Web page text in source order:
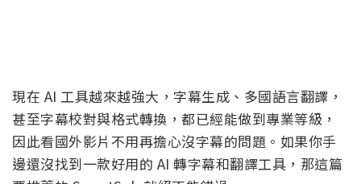
現在 AI 工具越來越強大，字幕生成、多國語言翻譯，
甚至字幕校對與格式轉換，都已經能做到專業等級，
因此看國外影片不用再擔心沒字幕的問題。如果你手
邊還沒找到一款好用的 AI 轉字幕和翻譯工具，那這篇